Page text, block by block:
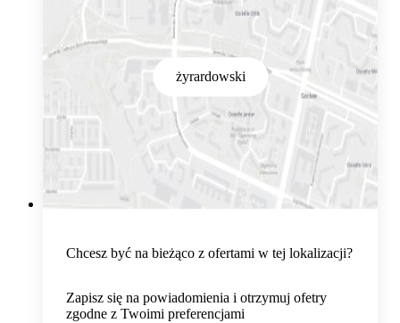
żyrardowski
Chcesz być na bieżąco z ofertami w tej lokalizacji?
Zapisz się na powiadomienia i otrzymuj ofetry
zgodne z Twoimi preferencjami